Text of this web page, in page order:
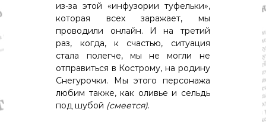
из-за этой «инфузории туфельки»,
которая всех заражает, мы
проводили онлайн. И на третий
раз, когда, к счастью, ситуация
стала полегче, мы не могли не
отправиться в Кострому, на родину
Снегурочки. Мы этого персонажа
любим также, как оливье и сельдь
под шубой (смеется).